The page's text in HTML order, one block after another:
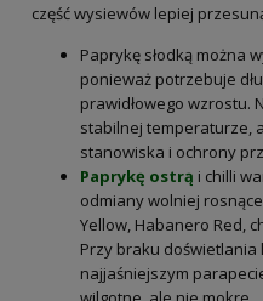
część wysiewów lepiej
Paprykę słodką można
ponieważ potrzebuje
prawidłowego wzrostu.
stabilnej temperaturze,
stanowiska i ochrony
Paprykę ostrą i chilli
odmiany wolniej
Yellow, Habanero Red,
Przy braku
najjaśniejszym